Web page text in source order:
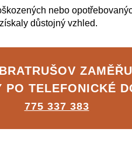
nebo
důstojný vzhled.
PO TELEFONICKÉ
775 337 383